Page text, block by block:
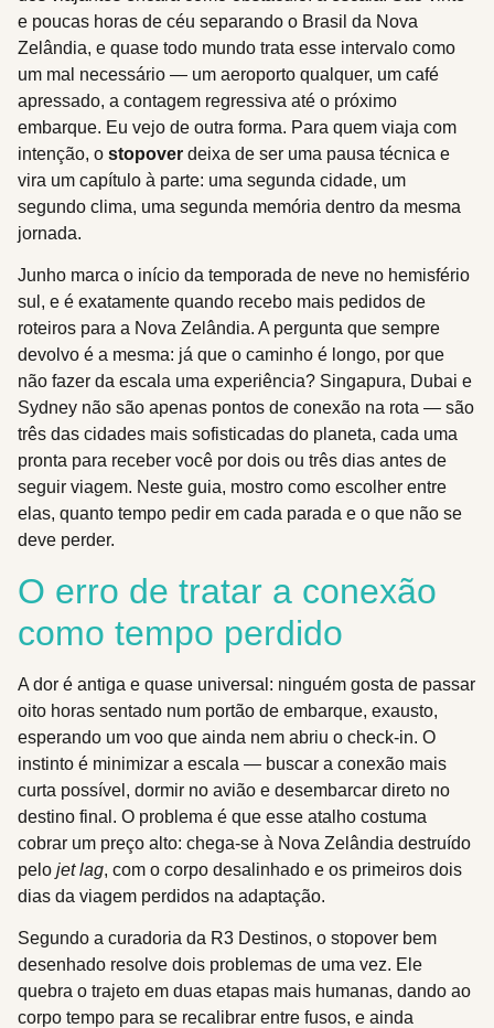
e poucas horas de céu separando o Brasil da Nova
Zelândia, e quase todo mundo trata esse intervalo como
um mal necessário — um aeroporto qualquer, um café
apressado, a contagem regressiva até o próximo
embarque. Eu vejo de outra forma. Para quem viaja com
intenção, o stopover deixa de ser uma pausa técnica e
vira um capítulo à parte: uma segunda cidade, um
segundo clima, uma segunda memória dentro da mesma
jornada.
Junho marca o início da temporada de neve no hemisfério
sul, e é exatamente quando recebo mais pedidos de
roteiros para a Nova Zelândia. A pergunta que sempre
devolvo é a mesma: já que o caminho é longo, por que
não fazer da escala uma experiência? Singapura, Dubai e
Sydney não são apenas pontos de conexão na rota — são
três das cidades mais sofisticadas do planeta, cada uma
pronta para receber você por dois ou três dias antes de
seguir viagem. Neste guia, mostro como escolher entre
elas, quanto tempo pedir em cada parada e o que não se
deve perder.
O erro de tratar a conexão
como tempo perdido
A dor é antiga e quase universal: ninguém gosta de passar
oito horas sentado num portão de embarque, exausto,
esperando um voo que ainda nem abriu o check-in. O
instinto é minimizar a escala — buscar a conexão mais
curta possível, dormir no avião e desembarcar direto no
destino final. O problema é que esse atalho costuma
cobrar um preço alto: chega-se à Nova Zelândia destruído
pelo jet lag, com o corpo desalinhado e os primeiros dois
dias da viagem perdidos na adaptação.
Segundo a curadoria da R3 Destinos, o stopover bem
desenhado resolve dois problemas de uma vez. Ele
quebra o trajeto em duas etapas mais humanas, dando ao
corpo tempo para se recalibrar entre fusos, e ainda